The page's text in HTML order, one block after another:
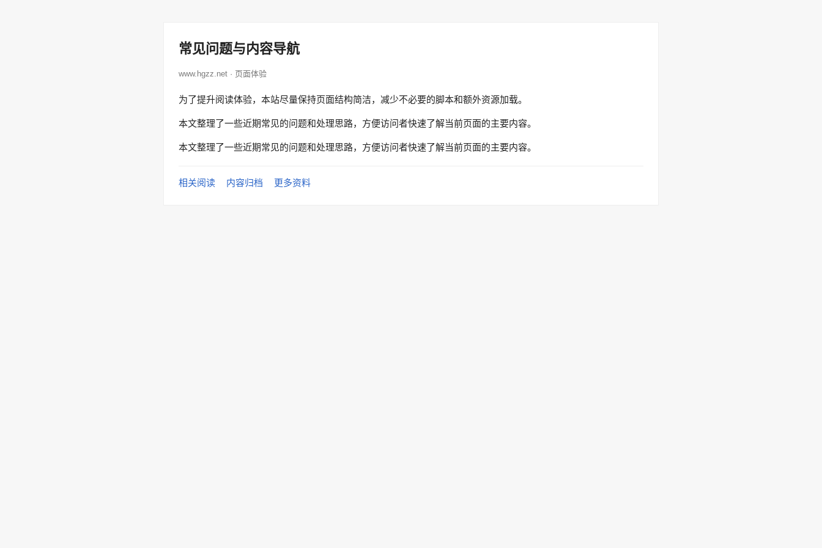
常见问题与内容导航
www.hgzz.net · 页面体验
为了提升阅读体验，本站尽量保持页面结构简洁，减少不必要的脚本和额外资源加载。
本文整理了一些近期常见的问题和处理思路，方便访问者快速了解当前页面的主要内容。
本文整理了一些近期常见的问题和处理思路，方便访问者快速了解当前页面的主要内容。
相关阅读 内容归档 更多资料